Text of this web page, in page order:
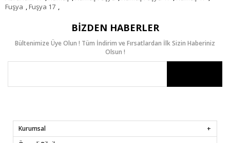
Fuşya ,Fuşya 17 ,
BIZDEN HABERLER
Bültenimize Üye Olun ! Tüm İndirim ve Fırsatlardan İlk Sizin Haberiniz
Olsun !
Kurumsal